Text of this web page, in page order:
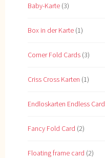
Baby-Karte (3)
Box in der Karte (1)
Corner Fold Cards (3)
Criss Cross Karten (1)
Endloskarten Endless Card
Fancy Fold Card (2)
Floating frame card (2)